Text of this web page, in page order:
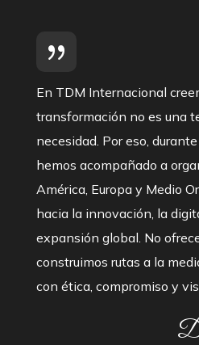
En TDM Internacional
transformación no es una
necesidad. Por eso,
hemos acompañado a
América, Europa y Medio
hacia la innovación, la
expansión global. No
construimos rutas a la
con ética, compromiso y